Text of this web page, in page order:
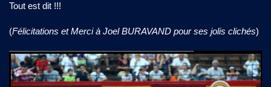
Tout est dit !!!
(Félicitations et Merci à Joel BURAVAND pour ses jolis clichés)